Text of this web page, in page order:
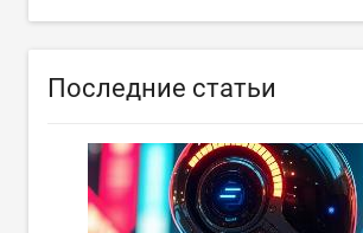
Последние статьи